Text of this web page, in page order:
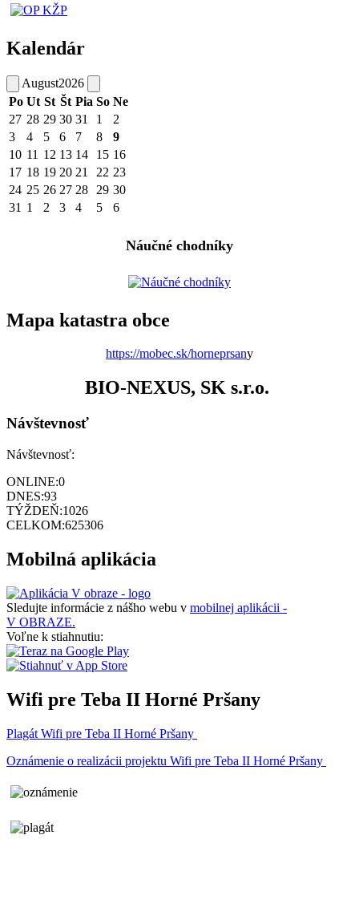
Kalendár
August2026
Po Ut St Št Pia So Ne
27 28 29 30 31 1
2
3
4 5 6 7 8
9
10 11 12 13 14 15 16
17 18 19 20 21 22 23
24 25 26 27 28 29 30
31 1 2 3 4 5 6
Náučné chodníky
Mapa katastra obce
https://mobec.sk/horneprsany
BIO-NEXUS, SK s.r.o.
Návštevnosť
Návštevnosť:
ONLINE:0
DNES:93
TÝŽDEŇ:1026
CELKOM:625306
Mobilná aplikácia
Sledujte informácie z nášho webu v mobilnej aplikácii -
V OBRAZE.
Voľne k stiahnutiu:
Wifi pre Teba II Horné Pršany
Plagát Wifi pre Teba II Horné Pršany
Oznámenie o realizácii projektu Wifi pre Teba II Horné Pršany